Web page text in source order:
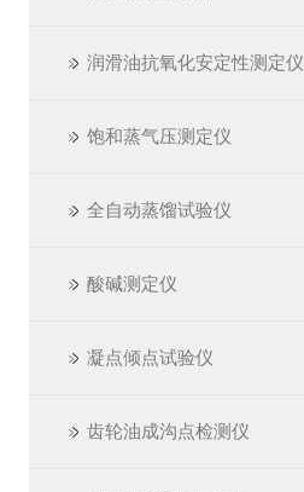
润滑油抗氧化安定性测定仪
饱和蒸气压测定仪
全自动蒸馏试验仪
酸碱测定仪
凝点倾点试验仪
齿轮油成沟点检测仪